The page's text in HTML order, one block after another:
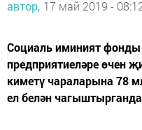
автор, 17 май 2019 -
Социаль иминият
предприятиеләре өчен
киметү чараларына 78
ел белән